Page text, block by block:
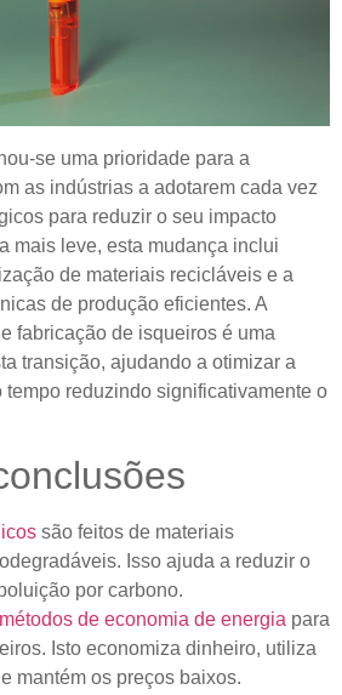
se uma prioridade para a
as indústrias a adotarem cada vez
para reduzir o seu impacto
mais leve, esta mudança inclui
de materiais recicláveis ​​e a
de produção eficientes. A
fabricação de isqueiros é uma
transição, ajudando a otimizar a
tempo reduzindo significativamente o
são feitos de materiais
Isso ajuda a reduzir o
por carbono.
métodos de economia de energia para
Isto economiza dinheiro, utiliza
mantém os preços baixos.